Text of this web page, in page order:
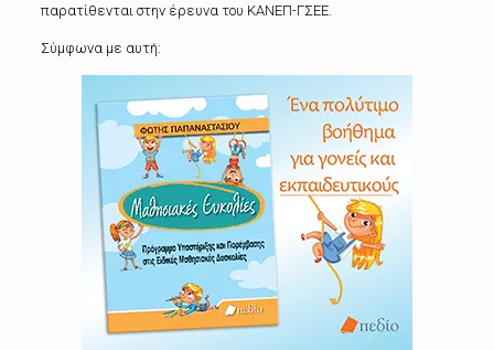
παρατίθενται στην έρευνα του ΚΑΝΕΠ-ΓΣΕΕ.
Σύμφωνα με αυτή: